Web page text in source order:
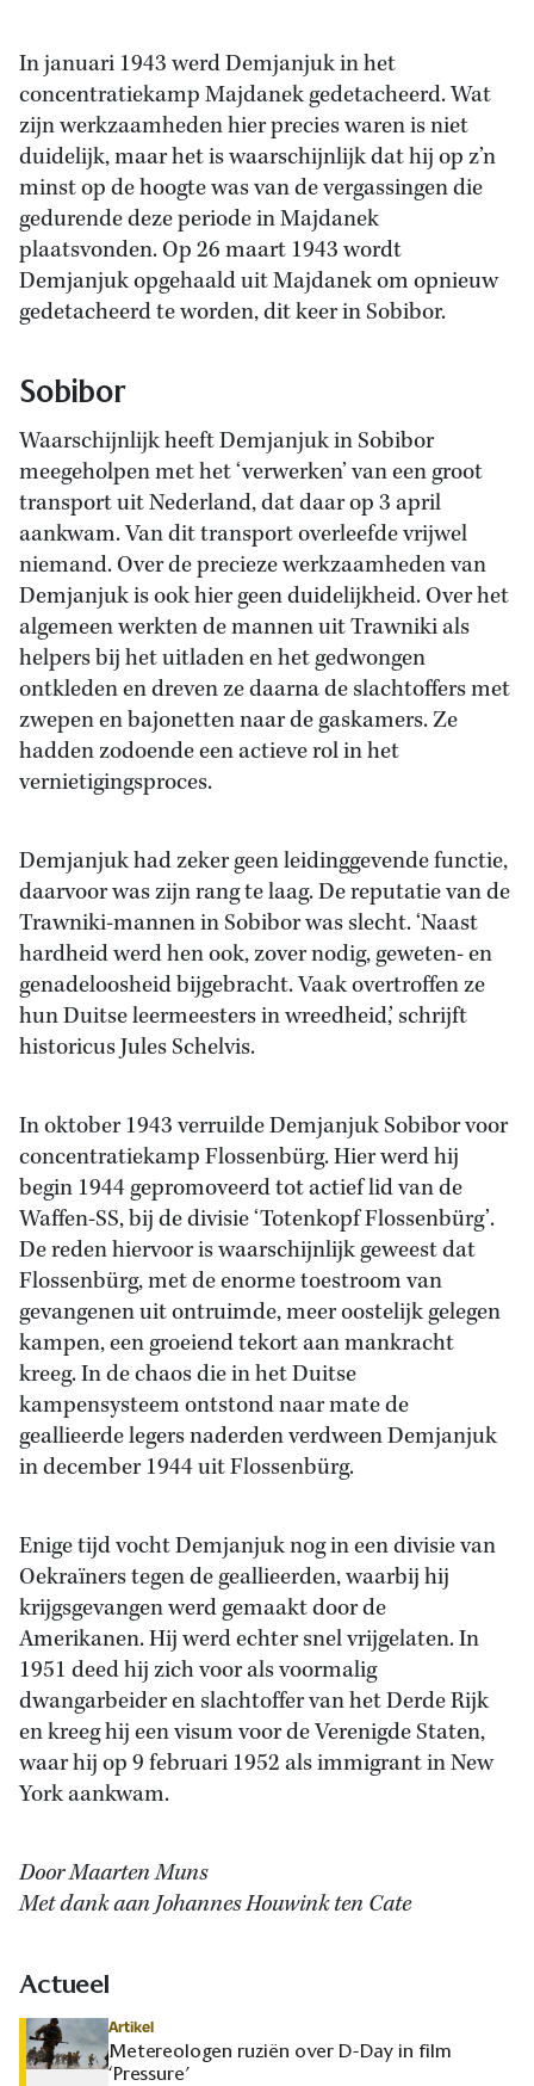
In januari 1943 werd Demjanjuk in het
concentratiekamp Majdanek gedetacheerd. Wat
zijn werkzaamheden hier precies waren is niet
duidelijk, maar het is waarschijnlijk dat hij op z’n
minst op de hoogte was van de vergassingen die
gedurende deze periode in Majdanek
plaatsvonden. Op 26 maart 1943 wordt
Demjanjuk opgehaald uit Majdanek om opnieuw
gedetacheerd te worden, dit keer in Sobibor.
Sobibor
Waarschijnlijk heeft Demjanjuk in Sobibor
meegeholpen met het ‘verwerken’ van een groot
transport uit Nederland, dat daar op 3 april
aankwam. Van dit transport overleefde vrijwel
niemand. Over de precieze werkzaamheden van
Demjanjuk is ook hier geen duidelijkheid. Over het
algemeen werkten de mannen uit Trawniki als
helpers bij het uitladen en het gedwongen
ontkleden en dreven ze daarna de slachtoffers met
zwepen en bajonetten naar de gaskamers. Ze
hadden zodoende een actieve rol in het
vernietigingsproces.
Demjanjuk had zeker geen leidinggevende functie,
daarvoor was zijn rang te laag. De reputatie van de
Trawniki-mannen in Sobibor was slecht. ‘Naast
hardheid werd hen ook, zover nodig, geweten- en
genadeloosheid bijgebracht. Vaak overtroffen ze
hun Duitse leermeesters in wreedheid,’ schrijft
historicus Jules Schelvis.
In oktober 1943 verruilde Demjanjuk Sobibor voor
concentratiekamp Flossenbürg. Hier werd hij
begin 1944 gepromoveerd tot actief lid van de
Waffen-SS, bij de divisie ‘Totenkopf Flossenbürg’.
De reden hiervoor is waarschijnlijk geweest dat
Flossenbürg, met de enorme toestroom van
gevangenen uit ontruimde, meer oostelijk gelegen
kampen, een groeiend tekort aan mankracht
kreeg. In de chaos die in het Duitse
kampensysteem ontstond naar mate de
geallieerde legers naderden verdween Demjanjuk
in december 1944 uit Flossenbürg.
Enige tijd vocht Demjanjuk nog in een divisie van
Oekraïners tegen de geallieerden, waarbij hij
krijgsgevangen werd gemaakt door de
Amerikanen. Hij werd echter snel vrijgelaten. In
1951 deed hij zich voor als voormalig
dwangarbeider en slachtoffer van het Derde Rijk
en kreeg hij een visum voor de Verenigde Staten,
waar hij op 9 februari 1952 als immigrant in New
York aankwam.
Door Maarten Muns
Met dank aan Johannes Houwink ten Cate
Actueel
Artikel
Metereologen ruziën over D-Day in film
‘Pressure’